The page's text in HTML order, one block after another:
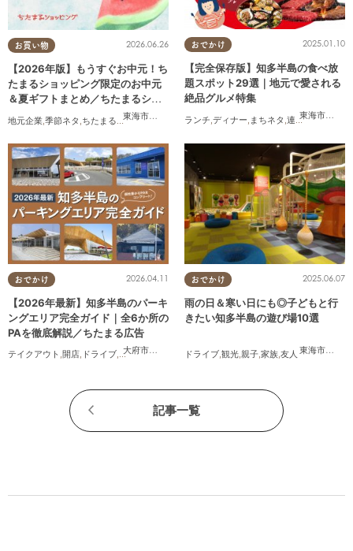
お買い物
東海市
,大府市 知多市, 東浦町,阿久比町,半田市,常滑市,武豊
2026.06.26
【2026年版】もうすぐお中元！ち
たまるショッピング限定のお中元
＆夏ギフトまとめ／ちたまるショ
地元企業 季節ネタ ちたまるショッピング 家族,おうち時間
おでかけ
東海市
,大府
2025.01.10
【完全保存版】知多半島の食べ放
題スポット29選｜地元で愛される
絶品グルメ特集
ランチ,ディナー, まちネタ ,連載 ,コスパ抜群
おでかけ
大府市
,阿久比町 ,美浜町
2026.04.11
【2026年最新】知多半島のパーキ
ングエリア完全ガイド｜全6か所の
PAを徹底解説／ちたまる広告
テイクアウト ,開店, ドライブ,観光, ちたまる広告,夫婦 ,家族,カップル,おひとりさま, 友人
おでかけ
東海市
,大府
2025.06.07
雨の日＆寒い日にも◎子どもと行
きたい知多半島の遊び場10選
ドライブ,観光,親子,家族,友人
記事一覧